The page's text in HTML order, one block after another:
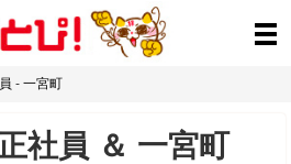
- 一宮町
社員 ＆ 一宮町